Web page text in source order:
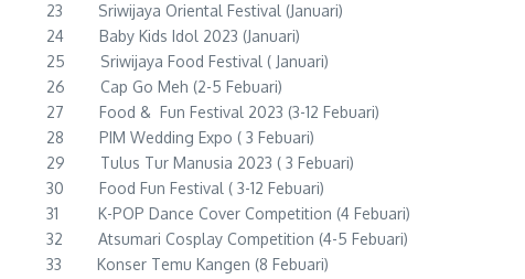
23 Sriwijaya Oriental Festival (Januari)
24 Baby Kids Idol 2023 (Januari)
25 Sriwijaya Food Festival ( Januari)
26 Cap Go Meh (2-5 Febuari)
27 Food & Fun Festival 2023 (3-12 Febuari)
28 PIM Wedding Expo ( 3 Febuari)
29 Tulus Tur Manusia 2023 ( 3 Febuari)
30 Food Fun Festival ( 3-12 Febuari)
31 K-POP Dance Cover Competition (4 Febuari)
32 Atsumari Cosplay Competition (4-5 Febuari)
33 Konser Temu Kangen (8 Febuari)